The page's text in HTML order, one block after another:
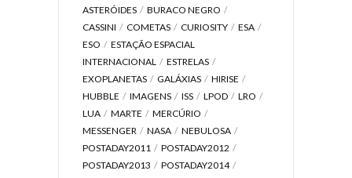
ASTERÓIDES
BURACO NEGRO
CASSINI
COMETAS CURIOSITY
ESA
ESO
ESTAÇÃO ESPACIAL
INTERNACIONAL
ESTRELAS
EXOPLANETAS
GALÁXIAS
HIRISE
HUBBLE
IMAGENS ISS LPOD
LRO
LUA
MARTE
MERCÚRIO
MESSENGER
NASA
NEBULOSA
POSTADAY2011
POSTADAY2012
POSTADAY2013
POSTADAY2014